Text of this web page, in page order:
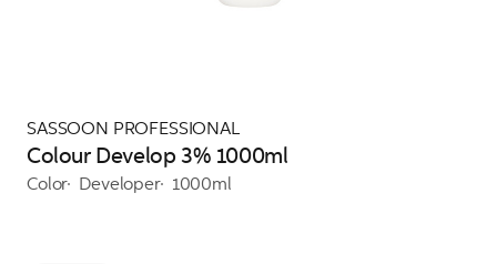
SASSOON PROFESSIONAL
Colour Develop 3% 1000ml
Color Developer 1000ml